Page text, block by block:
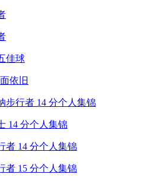
佳球
依旧
步行者 14 分个人集锦
14 分个人集锦
者 14 分个人集锦
者 15 分个人集锦